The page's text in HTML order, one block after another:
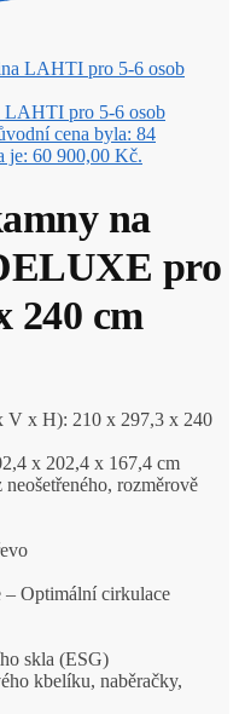
LAHTI pro 5-6 osob
cena byla: 84
je: 60 900,00 Kč.
na
pro
240 cm
V x H): 210 x 297,3 x 240
x 202,4 x 167,4 cm
​​rozměrově
– Optimální cirkulace
skla (ESG)
kbelíku, naběračky,